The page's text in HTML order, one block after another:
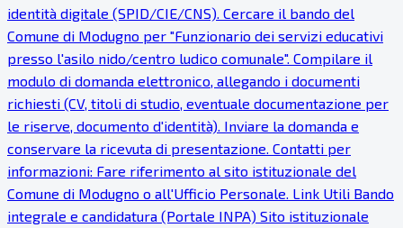
identità digitale (SPID/CIE/CNS). Cercare il bando del
Comune di Modugno per "Funzionario dei servizi educativi
presso l'asilo nido/centro ludico comunale". Compilare il
modulo di domanda elettronico, allegando i documenti
richiesti (CV, titoli di studio, eventuale documentazione per
le riserve, documento d'identità). Inviare la domanda e
conservare la ricevuta di presentazione. Contatti per
informazioni: Fare riferimento al sito istituzionale del
Comune di Modugno o all'Ufficio Personale. Link Utili Bando
integrale e candidatura (Portale INPA) Sito istituzionale